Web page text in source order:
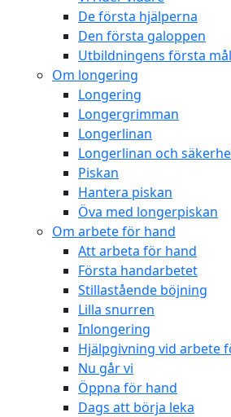
De första hjälperna
Den första galoppen
Utbildningens första mål
Om longering
Longering
Longergrimman
Longerlinan
Longerlinan och
Piskan
Hantera piskan
Öva med longerpiskan
Om arbete för hand
Att arbeta för hand
Första handarbetet
Stillastående böjning
Lilla snurren
Inlongering
Hjälpgivning vid arbete
Nu går vi
Öppna för hand
Dags att börja leka